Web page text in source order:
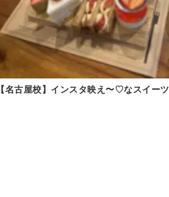
【名古屋校】インスタ映え〜♡なスイーツ